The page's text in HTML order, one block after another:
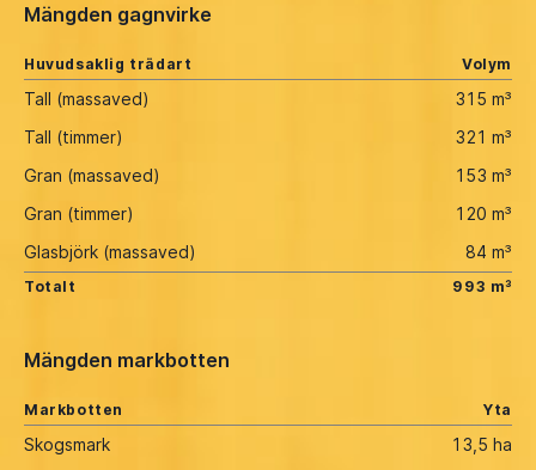
Mängden gagnvirke
Huvudsaklig trädart Volym
Tall (massaved)
315 m³
Tall (timmer)
321 m³
Gran (massaved)
153 m³
Gran (timmer)
120 m³
Glasbjörk (massaved)
84 m³
Totalt 993 m³
Mängden markbotten
Markbotten Yta
Skogsmark
13,5 ha